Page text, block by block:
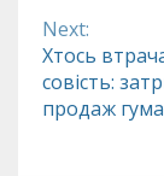
Next:
Хтось
совість:
продаж